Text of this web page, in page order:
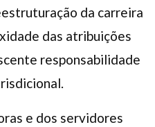
da carreira
das atribuições
responsabilidade
e dos servidores